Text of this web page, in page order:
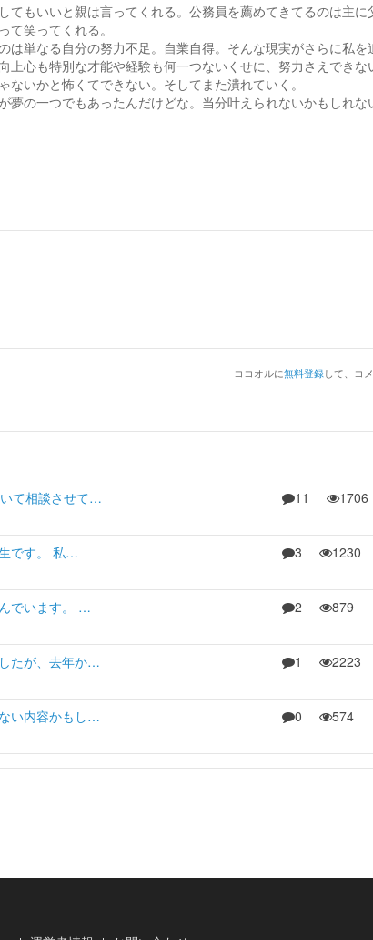
てもいいと親は言ってくれる。公務員を薦めてきてるのは主に
笑ってくれる。
単なる自分の努力不足。自業自得。そんな現実がさらに私を
上心も特別な才能や経験も何一つないくせに、努力さえできな
いかと怖くてできない。そしてまた潰れていく。
夢の一つでもあったんだけどな。当分叶えられないかもしれな
ココオルに無料登録して、コ
て相談させて… 11 1706
です。 私… 3 1230
でいます。 … 2 879
たが、去年か… 1 2223
い内容かもし… 0 574